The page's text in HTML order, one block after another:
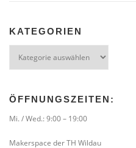
KATEGORIEN
ÖFFNUNGSZEITEN:
Mi. / Wed.: 9:00 – 19:00
Makerspace der TH Wildau